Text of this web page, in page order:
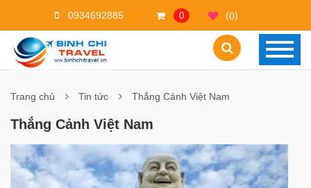
0934692885 0 (0)
Trang chủ Tin tức Thắng Cảnh Việt Nam
Thắng Cảnh Việt Nam